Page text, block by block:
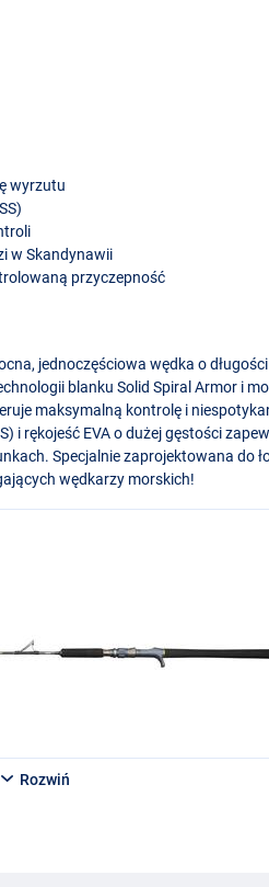
wyrzutu
)
w Skandynawii
przyczepność
jednoczęściowa wędka o
blanku Solid Spiral Armor i
maksymalną kontrolę i
) i rękojeść EVAo dużej gęstości
Specjalnie zaprojektowana do
wędkarzy morskich!
Rozwiń